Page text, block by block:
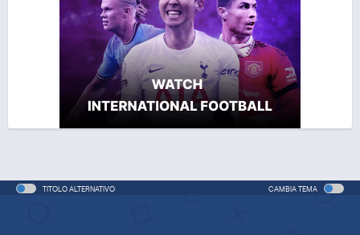
One Piece Movie 05: Norowareta Seiken (ITA)
Movie - 2004 - 1h e 35 min/ep
One Piece Movie 06: Omatsuri Danshaku to Himitsu
no Shima (ITA)
Movie - 2005 - 1h e 31 min/ep
TITOLO ALTERNATIVO CAMBIA TEMA